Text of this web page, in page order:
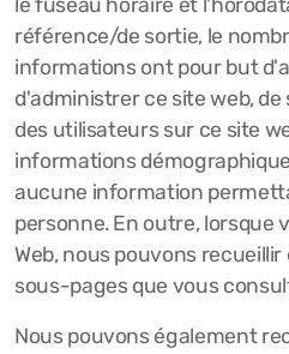
le fuseau horaire et
référence/de sortie, le
informations ont pour but
d'administrer ce site web,
des utilisateurs sur ce site
informations
aucune information
personne. En outre, lorsque
Web, nous pouvons
sous-pages que vous
Nous pouvons également